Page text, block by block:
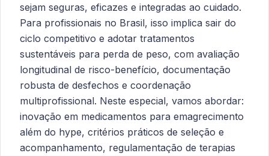
sejam seguras, eficazes e integradas ao cuidado.
Para profissionais no Brasil, isso implica sair do
ciclo competitivo e adotar tratamentos
sustentáveis para perda de peso, com avaliação
longitudinal de risco-benefício, documentação
robusta de desfechos e coordenação
multiprofissional. Neste especial, vamos abordar:
inovação em medicamentos para emagrecimento
além do hype, critérios práticos de seleção e
acompanhamento, regulamentação de terapias